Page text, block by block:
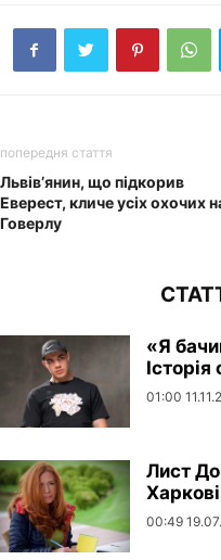
попередня стаття
Львів’янин, що підкорив
Еверест, кличе усіх охочих
Говерлу
«Я
01:00
Лист
Харкові
00:49